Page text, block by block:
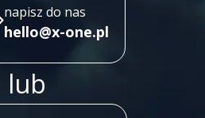
napisz do nas
hello@x-one.pl
lub